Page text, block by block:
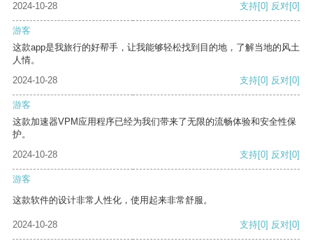
2024-10-28 支持[0] 反对[0]
游客
这款app是我旅行的好帮手，让我能够轻松找到目的地，了解当地的风土
人情。
2024-10-28
支持[0] 反对[0]
游客
这款加速器VPM应用程序已经为我们带来了无限的流畅体验和安全性保
护。
2024-10-28
支持[0] 反对[0]
游客
这款软件的设计非常人性化，使用起来非常舒服。
2024-10-28 支持[0] 反对[0]